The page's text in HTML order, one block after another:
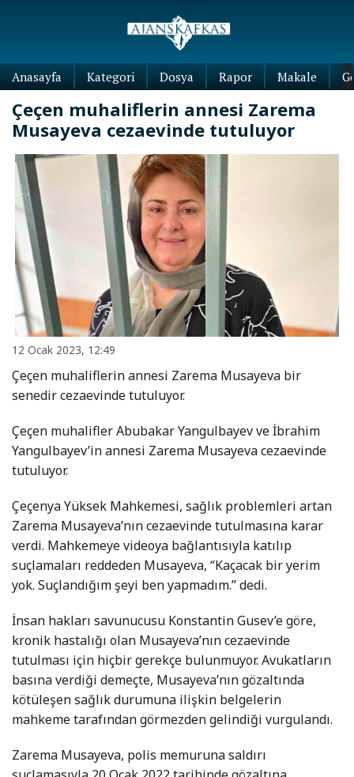
Anasayfa Kategori Dosya Rapor Makale
Çeçen muhaliflerin annesi Zarema
Musayeva cezaevinde tutuluyor
12 Ocak 2023, 12:49
Çeçen muhaliflerin annesi Zarema Musayeva bir
senedir cezaevinde tutuluyor.
Çeçen muhalifler Abubakar Yangulbayev ve İbrahim
Yangulbayev’in annesi Zarema Musayeva cezaevinde
tutuluyor.
Çeçenya Yüksek Mahkemesi, sağlık problemleri artan
Zarema Musayeva’nın cezaevinde tutulmasına karar
verdi. Mahkemeye videoya bağlantısıyla katılıp
suçlamaları reddeden Musayeva, “Kaçacak bir yerim
yok. Suçlandığım şeyi ben yapmadım.” dedi.
İnsan hakları savunucusu Konstantin Gusev’e göre,
kronik hastalığı olan Musayeva’nın cezaevinde
tutulması için hiçbir gerekçe bulunmuyor. Avukatların
basına verdiği demeçte, Musayeva’nın gözaltında
kötüleşen sağlık durumuna ilişkin belgelerin
mahkeme tarafından görmezden gelindiği vurgulandı.
Zarema Musayeva, polis memuruna saldırı